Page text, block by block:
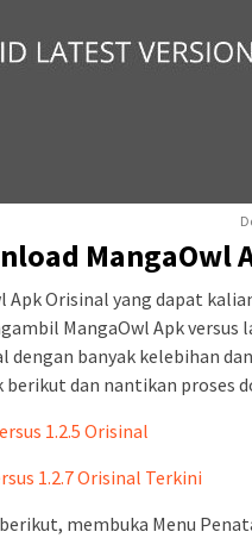
MangaOwl
Orisinal yang dapat
MangaOwl Apk versus
dengan banyak kelebihan
dan nantikan proses
1.2.5 Orisinal
1.2.7 Orisinal Terkini
membuka Menu